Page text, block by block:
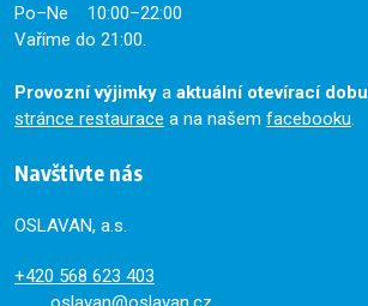
Po–Ne 10:00–22:00
Vaříme do 21:00.
Provozní výjimky a aktuální otevírací dobu
stránce restaurace a na našem facebooku.
Navštivte nás
OSLAVAN, a.s.
+420 568 623 403